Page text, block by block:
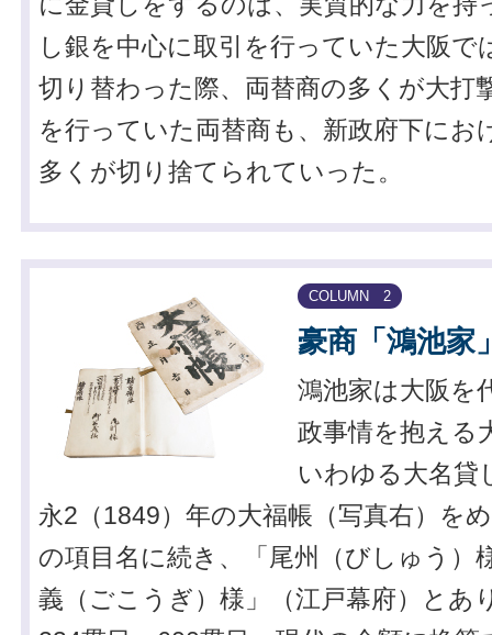
し銀を中心に取引を行っていた大阪で
切り替わった際、両替商の多くが大打
を行っていた両替商も、新政府下にお
多くが切り捨てられていった。
COLUMN 2
豪商「鴻池家
鴻池家は大阪を
政事情を抱える
いわゆる大名貸
永2（1849）年の大福帳（写真右）を
の項目名に続き、「尾州（びしゅう）
義（ごこうぎ）様」（江戸幕府）とあ